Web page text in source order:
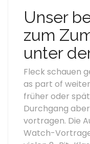
Unser
zum
unter
Fleck schauen
as part of
früher oder
Durchgang
vortragen. Die
Watch-